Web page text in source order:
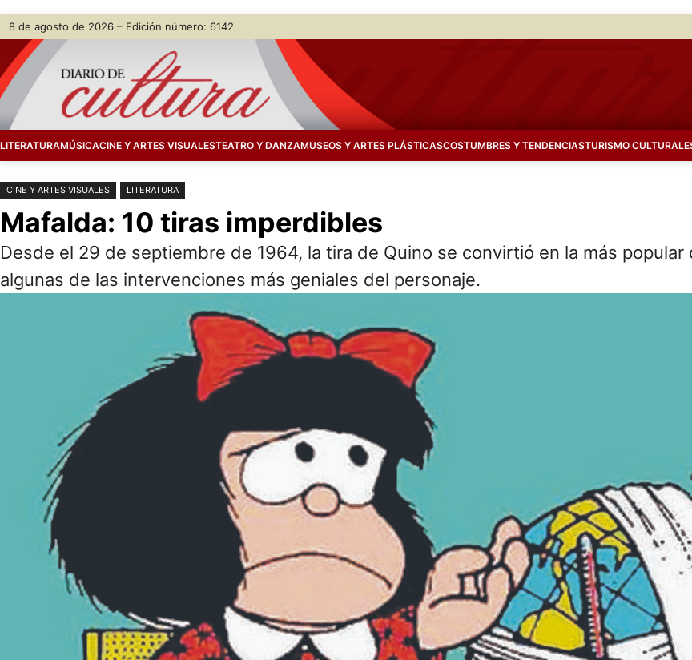
Saltar
contenido
Skip
content
8 de agosto de 2026 – Edición número: 6142
LITERATURAMÚSICACINE Y ARTES VISUALESTEATRO Y DANZAMUSEOS Y ARTES PLÁSTICASCOSTUMBRES Y TENDENCIASTURISMO CULTURAL
CINE Y ARTES VISUALES LITERATURA
Mafalda: 10 tiras imperdibles
Desde el 29 de septiembre de 1964, la tira de Quino se convirtió en la más
algunas de las intervenciones más geniales del personaje.